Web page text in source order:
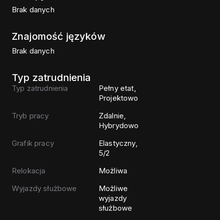
Brak danych
Znajomość języków
Brak danych
Typ zatrudnienia
Typ zatrudnienia
Pełny etat,
Projektowo
Tryb pracy
Zdalnie,
Hybrydowo
Grafik pracy
Elastyczny,
5/2
Relokacja
Możliwa
Wyjazdy służbowe
Możliwe
wyjazdy
służbowe